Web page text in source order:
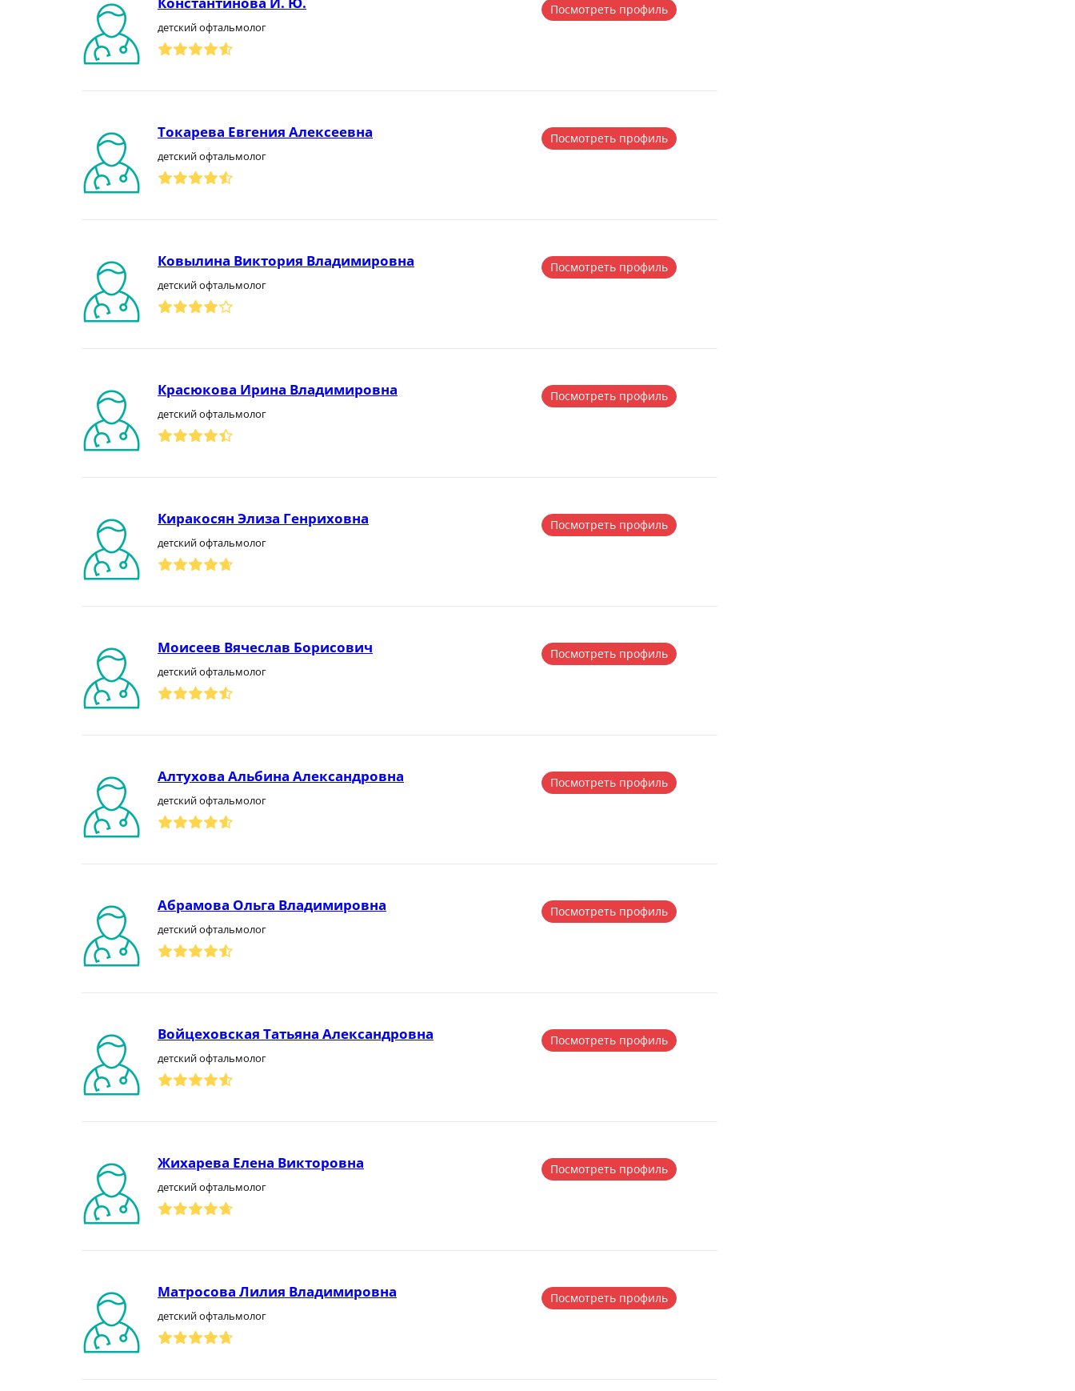
детский офтальмолог
Посмотреть профиль
Токарева Евгения Алексеевна
детский офтальмолог
Посмотреть профиль
Ковылина Виктория Владимировна
детский офтальмолог
Посмотреть профиль
Красюкова Ирина Владимировна
детский офтальмолог
Посмотреть профиль
Киракосян Элиза Генриховна
детский офтальмолог
Посмотреть профиль
Моисеев Вячеслав Борисович
детский офтальмолог
Посмотреть профиль
Алтухова Альбина Александровна
детский офтальмолог
Посмотреть профиль
Абрамова Ольга Владимировна
детский офтальмолог
Посмотреть профиль
Войцеховская Татьяна Александровна
детский офтальмолог
Посмотреть профиль
Жихарева Елена Викторовна
детский офтальмолог
Посмотреть профиль
Матросова Лилия Владимировна
детский офтальмолог
Посмотреть профиль